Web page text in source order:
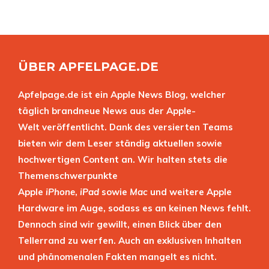
ÜBER APFELPAGE.DE
Apfelpage.de ist ein Apple News Blog, welcher
täglich brandneue News aus der Apple-
Welt veröffentlicht. Dank des versierten Teams
bieten wir dem Leser ständig aktuellen sowie
hochwertigen Content an. Wir halten stets die
Themenschwerpunkte
Apple iPhone, iPad sowie Mac und weitere Apple
Hardware im Auge, sodass es an keinen News fehlt.
Dennoch sind wir gewillt, einen Blick über den
Tellerrand zu werfen. Auch an exklusiven Inhalten
und phänomenalen Fakten mangelt es nicht.